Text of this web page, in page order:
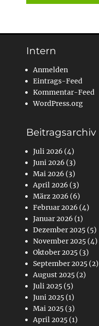
Intern
Anmelden
Eintrags-Feed
Kommentar-Feed
WordPress.org
Beitragsarchiv
Juli 2026 (4)
Juni 2026 (3)
Mai 2026 (3)
April 2026 (3)
März 2026 (6)
Februar 2026 (4)
Januar 2026 (1)
Dezember 2025 (5)
November 2025 (4)
Oktober 2025 (3)
September 2025 (2)
August 2025 (2)
Juli 2025 (5)
Juni 2025 (1)
Mai 2025 (3)
April 2025 (1)